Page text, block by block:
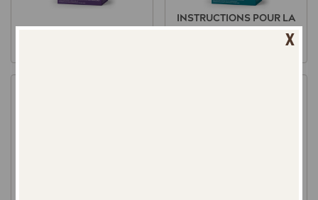
INSTRUCTIONS POUR LA
X